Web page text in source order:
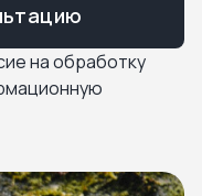
на обработку